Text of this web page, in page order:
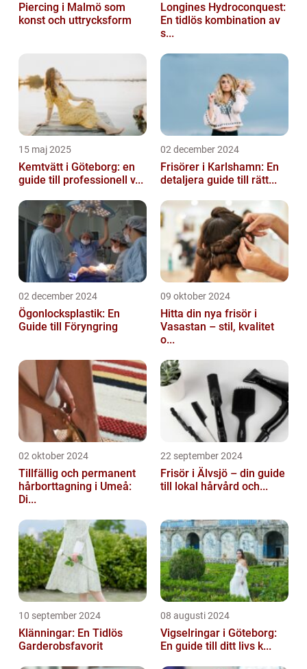
Piercing i Malmö som
konst och uttrycksform
Longines Hydroconquest:
En tidlös kombination av
s...
15 maj 2025
Kemtvätt i Göteborg: en
guide till professionell v...
02 december 2024
Frisörer i Karlshamn: En
detaljera guide till rätt...
02 december 2024
Ögonlocksplastik: En
Guide till Föryngring
09 oktober 2024
Hitta din nya frisör i
Vasastan – stil, kvalitet
o...
02 oktober 2024
Tillfällig och permanent
hårborttagning i Umeå:
Di...
22 september 2024
Frisör i Älvsjö – din guide
till lokal hårvård och...
10 september 2024
Klänningar: En Tidlös
Garderobsfavorit
08 augusti 2024
Vigselringar i Göteborg:
En guide till ditt livs k...